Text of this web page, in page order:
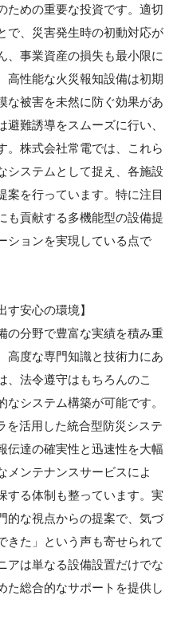
ための重要な投資です。適切
で、災害発生時の初動対応が
、事業資産の損失も最小限に
高性能な火災報知設備は初期
な被害を未然に防ぐ効果があ
難誘導をスムーズに行い、
。株式会社常電では、これら
システムとして捉え、各施設
案を行っています。特に注目
も貢献する多機能型の設備提
ションを実現している点で
す安心の環境】
の分野で豊富な実績を積み重
高度な専門知識と技術力にあ
、法令遵守はもちろんのこ
システム構築が可能です。
を活用した統合型防災システ
伝達の確実性と迅速性を大幅
メンテナンスサービスによ
する体制も整っています。実
的な視点からの提案で、気づ
きた」という声も寄せられて
アは単なる設備設置だけでな
た総合的なサポートを提供し